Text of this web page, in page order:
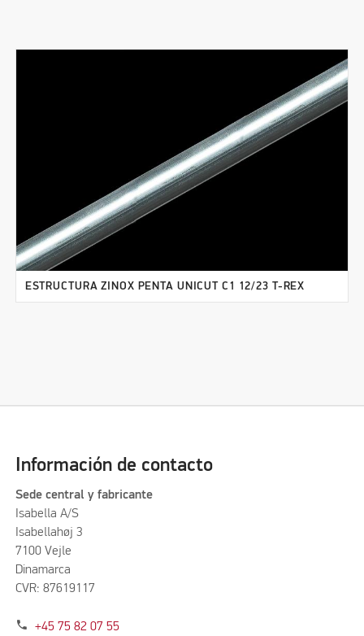
ESTRUCTURA ZINOX PENTA UNICUT C1 12/23 T-REX
Información de contacto
Sede central y fabricante
Isabella A/S
Isabellahøj 3
7100 Vejle
Dinamarca
CVR: 87619117
phone +45 75 82 07 55